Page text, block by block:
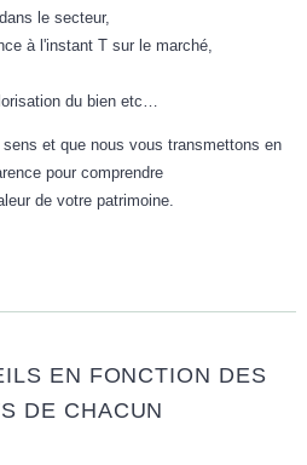
le secteur,
à l'instant T sur le marché,
du bien etc…
et que nous vous transmettons en
pour comprendre
de votre patrimoine.
EN FONCTION DES
DE CHACUN